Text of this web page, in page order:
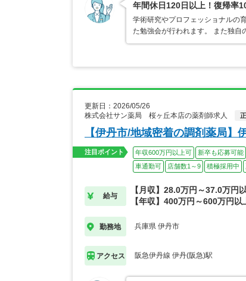
年間休日120日以上！復帰率
学術研究やプロフェッショナルの
た勉強会が行われます。 また独
更新日：2026/05/26
株式会社サン薬局 桜ヶ丘本店の薬剤師求人
【伊丹市/地域密着の調剤薬局
注目ポイント 年収600万円以上可 新卒も応募可能
車通勤可
店舗数1～9 積極採用中
給与
【月収】28.0万円～37.0万円
【年収】400万円～600万円
勤務地 兵庫県 伊丹市
アクセス 阪急伊丹線 伊丹(阪急)駅